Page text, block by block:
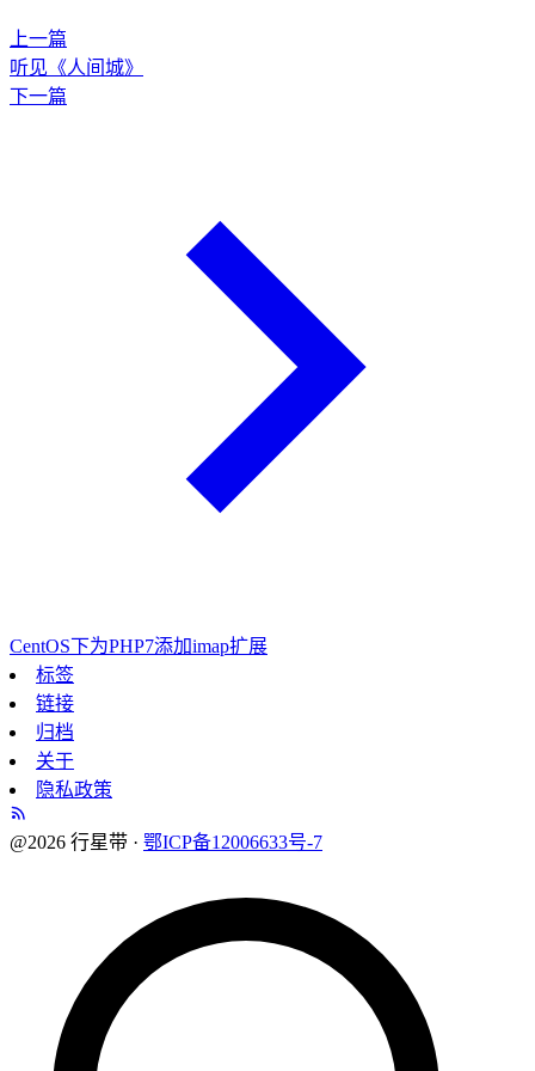
上一篇
听见《人间城》
下一篇
CentOS下为PHP7添加imap扩展
标签
链接
归档
关于
隐私政策
@2026 行星带 · 鄂ICP备12006633号-7